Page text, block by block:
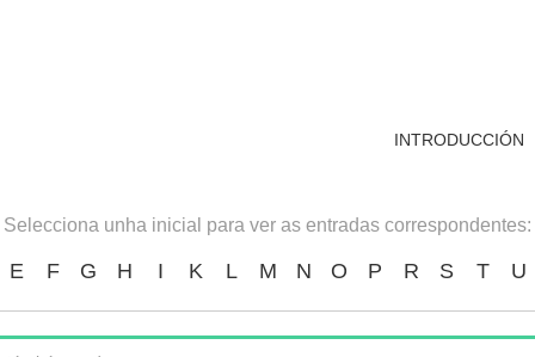
INTRODUCCIÓN
Selecciona unha inicial para ver as entradas correspondentes:
E F G H I K L M N O P R S T U